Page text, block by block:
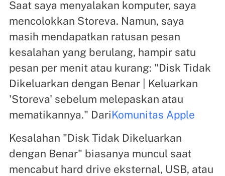
Saat saya menyalakan komputer, saya
mencolokkan Storeva. Namun, saya
masih mendapatkan ratusan pesan
kesalahan yang berulang, hampir satu
pesan per menit atau kurang: "Disk Tidak
Dikeluarkan dengan Benar | Keluarkan
'Storeva' sebelum melepaskan atau
mematikannya." DariKomunitas Apple
Kesalahan "Disk Tidak Dikeluarkan
dengan Benar" biasanya muncul saat
mencabut hard drive eksternal, USB, atau